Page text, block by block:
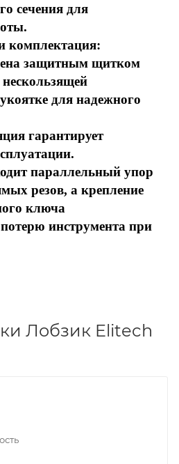
сечения для
комплектация:
защитным щитком
для надежного
гарантирует
параллельный упор
резов, а крепление
ключа
инструмента при
Лобзик Elitech